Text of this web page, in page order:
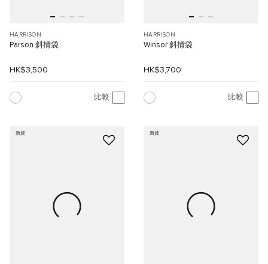
HARRISON
Parson 斜揹袋
HK$3,500
比較
HARRISON
Winsor 斜揹袋
HK$3,700
比較
新貨 新貨